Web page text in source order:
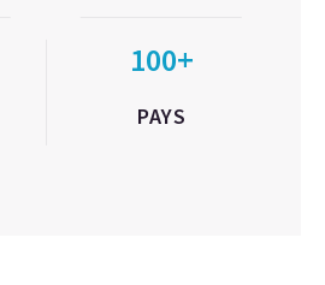
100+
PAYS